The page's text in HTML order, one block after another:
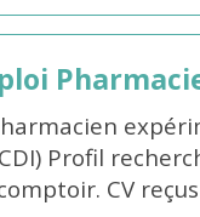
Profil
CV